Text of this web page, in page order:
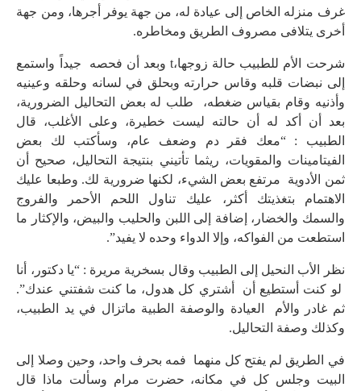
غرف منزله الخاص إلى عيادة له، من جهة يوفر أجرها، ومن جهة
أخرى يتلافى مصروف الطريق ومخاطره.
شرحت الأم للطبيب حالة زوجها،t وبعد أن فحصه جيداً واستمع
إلى نبضات قلبه وقاس حرارته وبحلق في لسانه وحلقه وعينيه
وأذنيه وقام بقياس ضغطه، طلب له بعض التحاليل الضرورية،
بعد أن أكد له أن حالته ليست خطيرة، وعلى الأغلب، قال
الطبيب : “معك فقر دم وضعف عام، وسأكتب لك بعض
الفيتامينات والمقويات، ريثما تأتيني بنتيجة التحاليل، صحيح أن
ثمن الأدوية مرتفع بعض الشيء، لكنها ضرورية لك. وطبعا عليك
الاهتمام بتغذيتك أكثر، عليك تناول اللحم الأحمر والفروج
والسمك والخضار، إضافة إلى اللبن والحليب والبيض، والإكثار ما
استطعت من الفواكه، وإلا الدواء وحده لا يفيد”.
نظر الأب النحيل إلى الطبيب وقال بسخرية مريرة : “يا دكتور، أنا
لو كنت أستطيع أن أشتري كل هدول، ما كنت شفتني عندك”.
ثم غادر والأم العيادة والوصفة الطبية ماتزال في يد الطبيب،
وكذلك وصفة التحاليل.
في الطريق لم يفتح كل منهما فمه بحرف واحد، وحين وصلا إلى
البيت وجلس كل في مكانه، حضرت مرام وسألت ماذا قال